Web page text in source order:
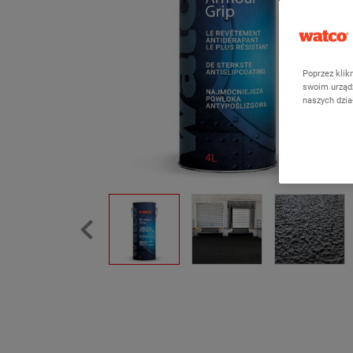
Poprzez
swoim
naszych